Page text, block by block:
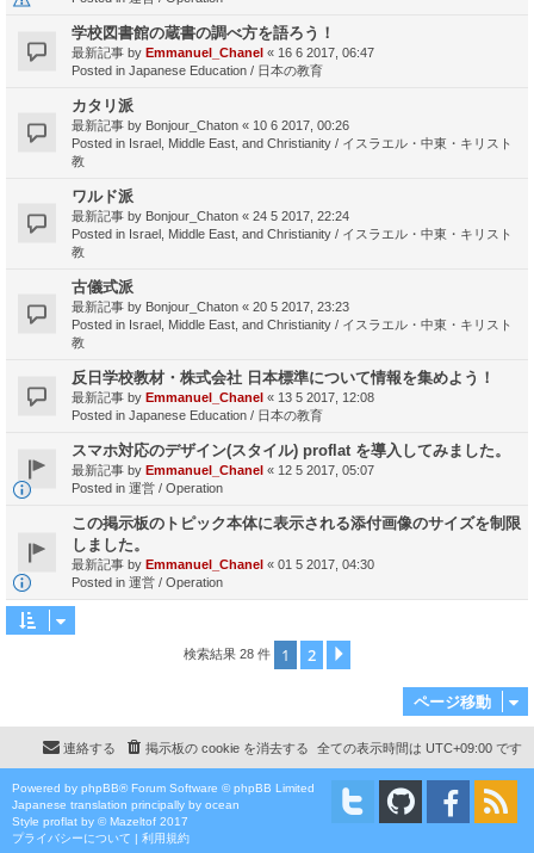
学校図書館の蔵書の調べ方を語ろう！
最新記事 by Emmanuel_Chanel « 16 6 2017, 06:47
Posted in Japanese Education / 日本の教育
カタリ派
最新記事 by Bonjour_Chaton « 10 6 2017, 00:26
Posted in Israel, Middle East, and Christianity / イスラエル・中東・キリスト
教
ワルド派
最新記事 by Bonjour_Chaton « 24 5 2017, 22:24
Posted in Israel, Middle East, and Christianity / イスラエル・中東・キリスト
教
古儀式派
最新記事 by Bonjour_Chaton « 20 5 2017, 23:23
Posted in Israel, Middle East, and Christianity / イスラエル・中東・キリスト
教
反日学校教材・株式会社 日本標準について情報を集めよう！
最新記事 by Emmanuel_Chanel « 13 5 2017, 12:08
Posted in Japanese Education / 日本の教育
スマホ対応のデザイン(スタイル) proflat を導入してみました。
最新記事 by Emmanuel_Chanel « 12 5 2017, 05:07
Posted in 運営 / Operation
この掲示板のトピック本体に表示される添付画像のサイズを制限
しました。
最新記事 by Emmanuel_Chanel « 01 5 2017, 04:30
Posted in 運営 / Operation
検索結果 28 件 1 2
ページ移動
全ての表示時間は UTC+09:00 です
掲示板の cookie を消去する
連絡する
Powered by phpBB® Forum Software © phpBB Limited
Japanese translation principally by ocean
Style proflat by ©Mazeltof 2017
プライバシーについて | 利用規約